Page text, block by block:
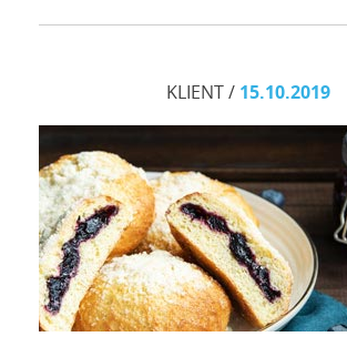
KLIENT / 15.10.2019